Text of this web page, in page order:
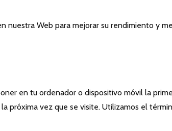
nuestra Web para mejorar su rendimiento y
en tu ordenador o dispositivo móvil la
próxima vez que se visite. Utilizamos el